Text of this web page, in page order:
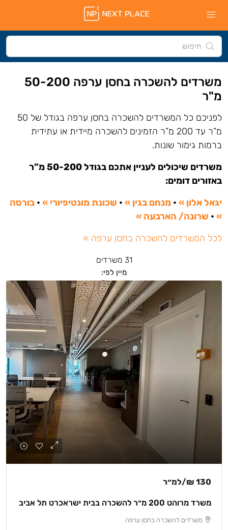
משרדים להשכרה בחסן ערפה 50-200
מ"ר
לפניכם כל המשרדים להשכרה בחסן ערפה בגודל של 50
מ”ר עד 200 מ”ר הזמינים להשכרה מיידית או עתידית
ברמות גימור שונות.
משרדים שיכולים לעניין אתכם בגודל 50-200 מ”ר
באזורים דומים:
יגאל אלון » • מנחם בגין » • שכונת מונטיפיורי » • בורסה
»
• שרונה/ הארבעה »
לכל המשרדים להשכרה בחסן ערפה »
31 משרדים
מיין לפי:
130 ₪ /למ״ר
משרד מרוהט 200 מ״ר להשכרה בבית ישראכרט תל אביב
משרדים להשכרה בחסן ערפה